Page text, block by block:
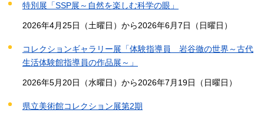
特別展「SSP展～自然を楽しむ科学の眼」
2026年4月25日（土曜日）から2026年6月7日（日曜日）
コレクションギャラリー展「体験指導員 岩谷徹の世界～古代
生活体験館指導員の作品展～」
2026年5月20日（水曜日）から2026年7月19日（日曜日）
県立美術館コレクション展第2期